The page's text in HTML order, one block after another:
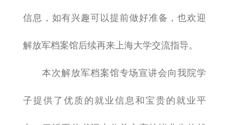
信息，如有兴趣可以提前做好准备，也欢迎
解放军档案馆后续再来上海大学交流指导。
本次解放军档案馆专场宣讲会向我院学
子提供了优质的就业信息和宝贵的就业平